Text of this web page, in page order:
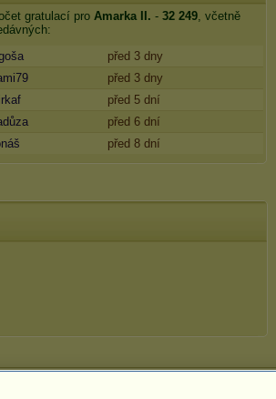
gratulací pro Amarka II. - 32 249, včetně
před 3 dny
před 3 dny
před 5 dní
před 6 dní
před 8 dní